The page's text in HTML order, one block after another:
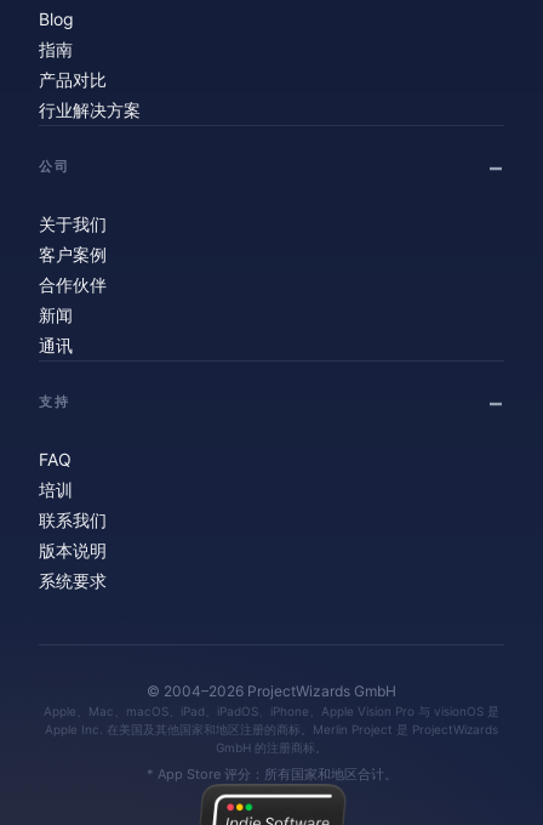
Blog
指南
产品对比
行业解决方案
公司
关于我们
客户案例
合作伙伴
新闻
通讯
支持
FAQ
培训
联系我们
版本说明
系统要求
© 2004–2026 ProjectWizards GmbH
Apple、Mac、macOS、iPad、iPadOS、iPhone、Apple Vision Pro 与 visionOS 是
Apple Inc. 在美国及其他国家和地区注册的商标。Merlin Project 是 ProjectWizards
GmbH 的注册商标。
* App Store 评分：所有国家和地区合计。